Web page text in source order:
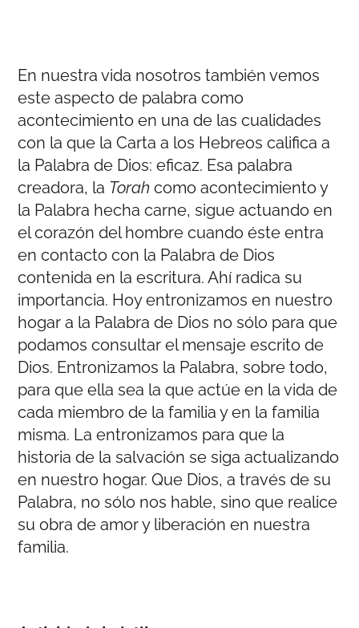
En nuestra vida nosotros también vemos
este aspecto de palabra como
acontecimiento en una de las cualidades
con la que la Carta a los Hebreos califica a
la Palabra de Dios: eficaz. Esa palabra
creadora, la Torah como acontecimiento y
la Palabra hecha carne, sigue actuando en
el corazón del hombre cuando éste entra
en contacto con la Palabra de Dios
contenida en la escritura. Ahí radica su
importancia. Hoy entronizamos en nuestro
hogar a la Palabra de Dios no sólo para que
podamos consultar el mensaje escrito de
Dios. Entronizamos la Palabra, sobre todo,
para que ella sea la que actúe en la vida de
cada miembro de la familia y en la familia
misma. La entronizamos para que la
historia de la salvación se siga actualizando
en nuestro hogar. Que Dios, a través de su
Palabra, no sólo nos hable, sino que realice
su obra de amor y liberación en nuestra
familia.